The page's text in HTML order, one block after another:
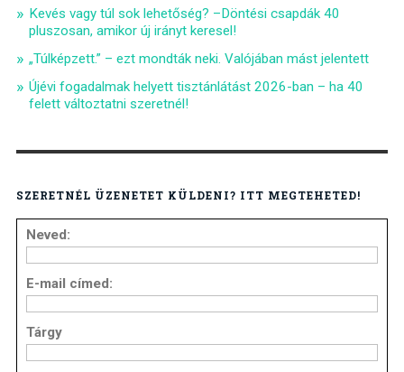
Kevés vagy túl sok lehetőség? –Döntési csapdák 40
pluszosan, amikor új irányt keresel!
„Túlképzett.” – ezt mondták neki. Valójában mást jelentett
Újévi fogadalmak helyett tisztánlátást 2026-ban – ha 40
felett változtatni szeretnél!
SZERETNÉL ÜZENETET KÜLDENI? ITT MEGTEHETED!
Neved:
E-mail címed:
Tárgy